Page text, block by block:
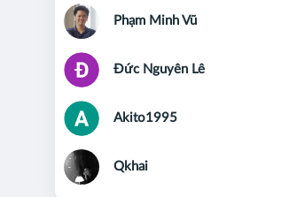
Phạm Minh Vũ
Đức Nguyên Lê
Akito1995
Qkhai